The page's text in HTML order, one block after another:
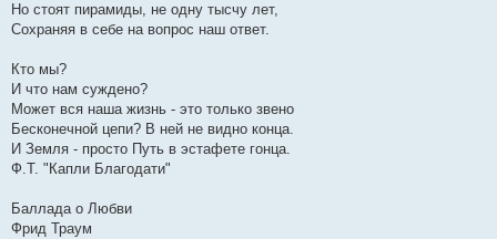
Но стоят пирамиды, не одну тысчу лет,
Сохраняя в себе на вопрос наш ответ.
Кто мы?
И что нам суждено?
Может вся наша жизнь - это только звено
Бесконечной цепи? В ней не видно конца.
И Земля - просто Путь в эстафете гонца.
Ф.Т. "Капли Благодати"
Баллада о Любви
Фрид Траум